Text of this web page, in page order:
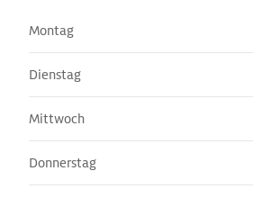
Montag
Dienstag
Mittwoch
Donnerstag